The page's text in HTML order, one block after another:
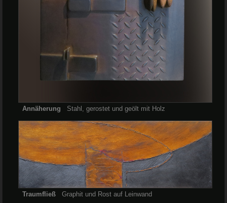
Annäherung Stahl, gerostet und geölt mit Holz
Traumfließ Graphit und Rost auf Leinwand